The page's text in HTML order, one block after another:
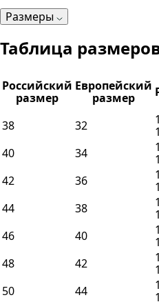
Размеры
Таблица
Российский
размер
Европейский
размер
38
32
40
34
42
36
44
38
46
40
48
42
50
44